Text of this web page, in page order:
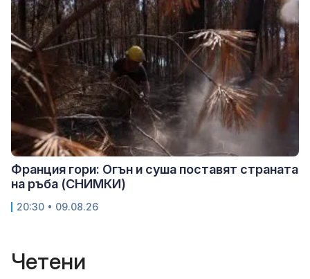
Франция гори: Огън и суша поставят страната
на ръба (СНИМКИ)
20:30 • 09.08.26
Четени